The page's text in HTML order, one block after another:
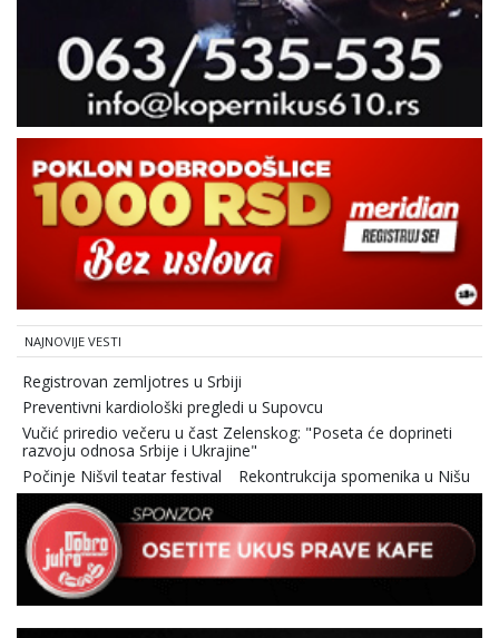
NAJNOVIJE VESTI
Registrovan zemljotres u Srbiji
Preventivni kardiološki pregledi u Supovcu
Vučić priredio večeru u čast Zelenskog: "Poseta će doprineti
razvoju odnosa Srbije i Ukrajine"
Počinje Nišvil teatar festival
Rekontrukcija spomenika u Nišu